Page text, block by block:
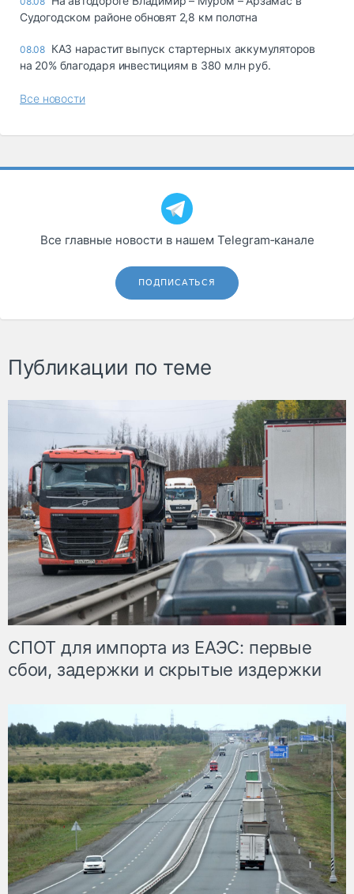
Судогодском районе обновят 2,8 км полотна
08.08 КАЗ нарастит выпуск стартерных аккумуляторов
на 20% благодаря инвестициям в 380 млн руб.
Все новости
Все главные новости в нашем Telegram‑канале
ПОДПИСАТЬСЯ
Публикации по теме
СПОТ для импорта из ЕАЭС: первые
сбои, задержки и скрытые издержки